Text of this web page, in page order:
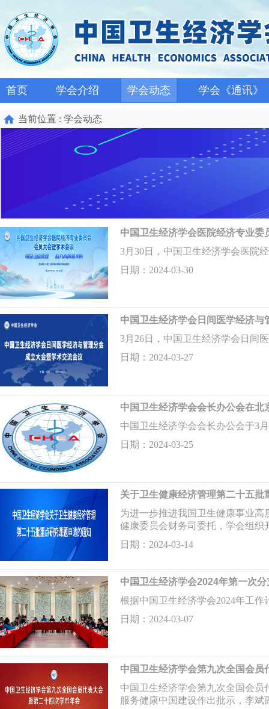
首页 学会介绍 学会动态 学会《通讯》
当前位置 : 学会动态
中国卫生经济学会医院经济专业
3月30日，中国卫生经济学会医院
日期：2024-03-30
中国卫生经济学会日间医学经济
3月26日，中国卫生经济学会日间
日期：2024-03-27
中国卫生经济学会会长办公会在北
中国卫生经济学会会长办公会于3
日期：2024-03-25
关于卫生健康经济管理第二十五批
为进一步推进我国卫生健康事业
健康委员会财务司委托，学会组
日期：2024-03-14
中国卫生经济学会2024年第一次
根据中国卫生经济学会2024年工
日期：2024-03-07
中国卫生经济学会第九次全国会
中国卫生经济学会第九次全国会员
服务健康中国建设作出批示，李